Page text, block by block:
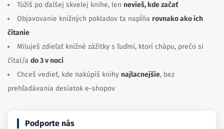
Túžiš po ďalšej skvelej knihe, len nevieš, kde začať
Objavovanie knižných pokladov ťa napĺňa rovnako ako ich
čítanie
Miluješ zdieľať knižné zážitky s ľuďmi, ktorí chápu, prečo si
čítal/a do 3 v noci
Chceš vedieť, kde nakúpiš knihy najlacnejšie, bez
prehľadávania desiatok e-shopov
Podporte nás